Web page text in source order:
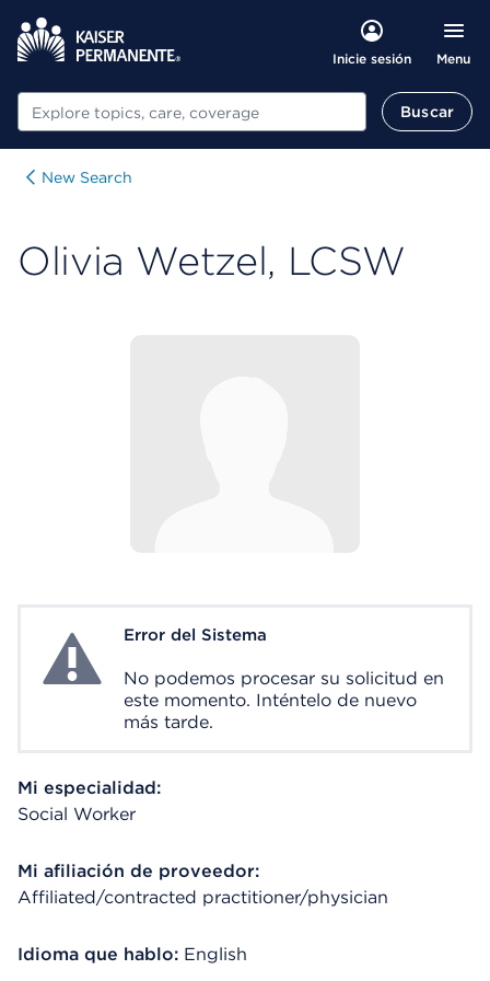
Inicie sesión Menu
Buscar Buscar
New Search
Olivia Wetzel, LCSW
System ErrorError del Sistema
No podemos procesar su solicitud en
este momento. Inténtelo de nuevo
más tarde.
Mi especialidad:
Social Worker
Mi afiliación de proveedor:
Affiliated/contracted practitioner/physician
Idioma que hablo: English